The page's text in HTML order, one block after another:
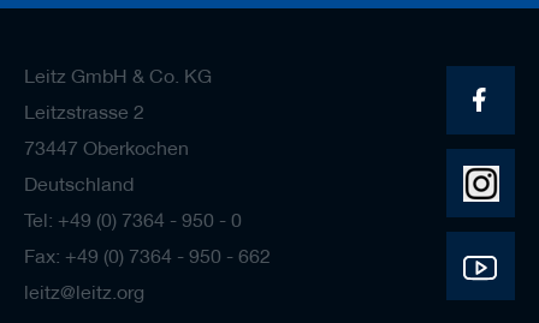
Leitz GmbH & Co. KG
Leitzstrasse 2
73447 Oberkochen
Deutschland
Tel: +49 (0) 7364 - 950 - 0
Fax: +49 (0) 7364 - 950 - 662
leitz@leitz.org